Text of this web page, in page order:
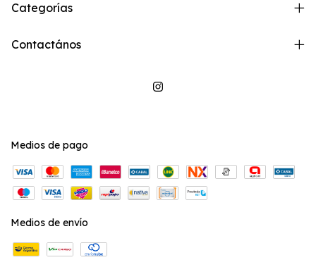
Categorías
Contactános
Medios de pago
Medios de envío